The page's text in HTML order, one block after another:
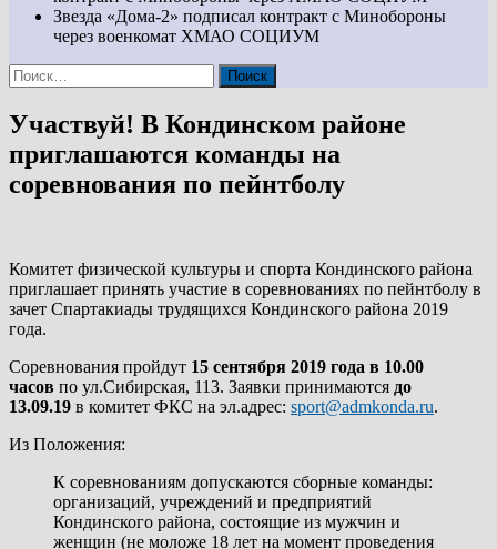
Звезда «Дома-2» подписал контракт с Минобороны
через военкомат ХМАО СОЦИУМ
Найти:
Участвуй! В Кондинском районе
приглашаются команды на
соревнования по пейнтболу
Комитет физической культуры и спорта Кондинского района
приглашает принять участие в соревнованиях по пейнтболу в
зачет Спартакиады трудящихся Кондинского района 2019
года.
Соревнования пройдут 15 сентября 2019 года в 10.00
часов по ул.Сибирская, 113. Заявки принимаются до
13.09.19 в комитет ФКС на эл.адрес: sport@admkonda.ru.
Из Положения:
К соревнованиям допускаются сборные команды:
организаций, учреждений и предприятий
Кондинского района, состоящие из мужчин и
женщин (не моложе 18 лет на момент проведения